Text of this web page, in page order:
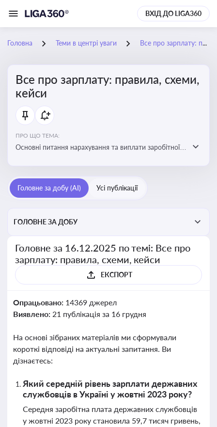
ВХІД ДО LIGA360
Головна Теми в центрі уваги Все про зарплату: правила, схеми, кейси
Все про зарплату: правила, схеми,
кейси
ПРО ЩО ТЕМА:
Основні питання нарахування та виплати заробітної
інформації про можливі схеми зловживань
Головне за добу (AI) Усі публікації
ГОЛОВНЕ ЗА ДОБУ
Головне за 16.12.2025 по темі: Все про
зарплату: правила, схеми, кейси
ЕКСПОРТ
Опрацьовано: 14369 джерел
Виявлено: 21 публікація за 16 грудня
На основі зібраних матеріалів ми сформували
короткі відповіді на актуальні запитання. Ви
дізнаєтесь:
Який середній рівень зарплати державних
службовців в Україні у жовтні 2023 року?
Середня заробітна плата державних службовців
у жовтні 2023 року становила 59,7 тисяч гривень,